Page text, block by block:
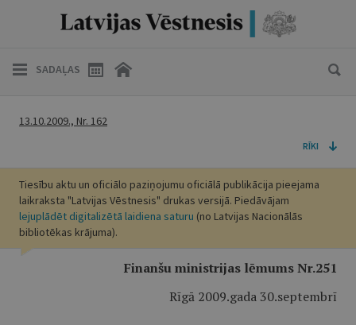
SADAĻAS
13.10.2009., Nr. 162
RĪKI
Tiesību aktu un oficiālo paziņojumu oficiālā publikācija pieejama
laikraksta "Latvijas Vēstnesis" drukas versijā. Piedāvājam
lejuplādēt digitalizētā laidiena saturu (no Latvijas Nacionālās
bibliotēkas krājuma).
Finanšu ministrijas lēmums Nr.251
Rīgā 2009.gada 30.septembrī